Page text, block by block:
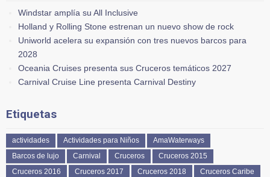
Windstar amplía su All Inclusive
Holland y Rolling Stone estrenan un nuevo show de rock
Uniworld acelera su expansión con tres nuevos barcos para
2028
Oceania Cruises presenta sus Cruceros temáticos 2027
Carnival Cruise Line presenta Carnival Destiny
Etiquetas
actividades Actividades para Niños
AmaWaterways
Barcos de lujo
Carnival Cruceros
Cruceros 2015
Cruceros 2016
Cruceros 2017 Cruceros 2018
Cruceros Caribe